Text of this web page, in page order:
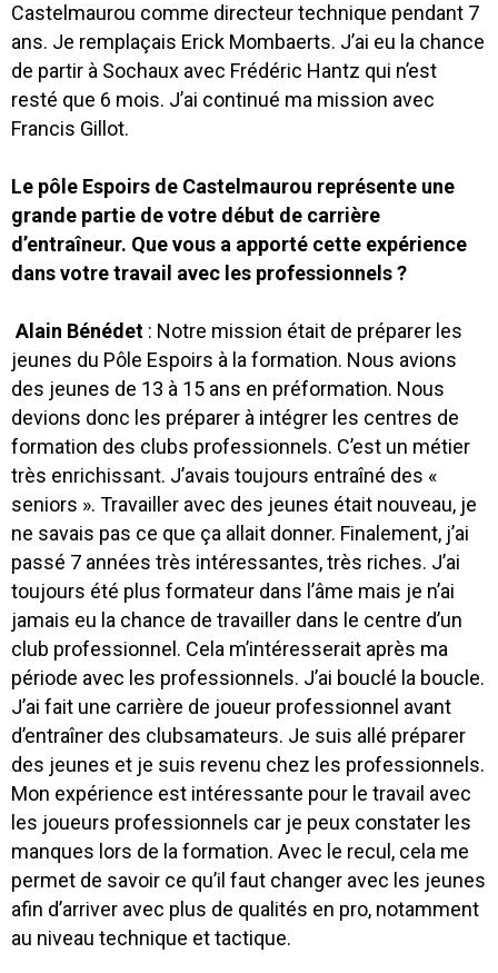
Castelmaurou comme directeur technique pendant 7
ans. Je remplaçais Erick Mombaerts. J’ai eu la chance
de partir à Sochaux avec Frédéric Hantz qui n’est
resté que 6 mois. J’ai continué ma mission avec
Francis Gillot.
Le pôle Espoirs de Castelmaurou représente une
grande partie de votre début de carrière
d’entraîneur. Que vous a apporté cette expérience
dans votre travail avec les professionnels ?
Alain Bénédet : Notre mission était de préparer les
jeunes du Pôle Espoirs à la formation. Nous avions
des jeunes de 13 à 15 ans en préformation. Nous
devions donc les préparer à intégrer les centres de
formation des clubs professionnels. C’est un métier
très enrichissant. J’avais toujours entraîné des «
seniors ». Travailler avec des jeunes était nouveau, je
ne savais pas ce que ça allait donner. Finalement, j’ai
passé 7 années très intéressantes, très riches. J’ai
toujours été plus formateur dans l’âme mais je n’ai
jamais eu la chance de travailler dans le centre d’un
club professionnel. Cela m’intéresserait après ma
période avec les professionnels. J’ai bouclé la boucle.
J’ai fait une carrière de joueur professionnel avant
d’entraîner des clubsamateurs. Je suis allé préparer
des jeunes et je suis revenu chez les professionnels.
Mon expérience est intéressante pour le travail avec
les joueurs professionnels car je peux constater les
manques lors de la formation. Avec le recul, cela me
permet de savoir ce qu’il faut changer avec les jeunes
afin d’arriver avec plus de qualités en pro, notamment
au niveau technique et tactique.